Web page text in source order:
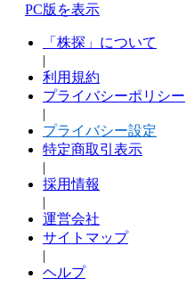
PC版を表示
「株探」について
|
利用規約
プライバシーポリシー
|
プライバシー設定
特定商取引表示
|
採用情報
|
運営会社
サイトマップ
|
ヘルプ